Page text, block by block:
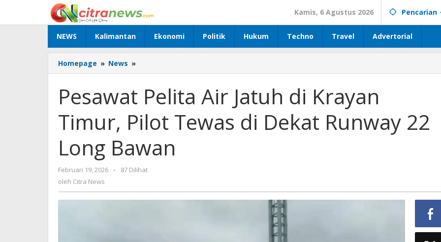
konten
Kamis, 6 Agustus 2026 Pencarian
NEWS Kalimantan Ekonomi Politik Hukum Techno Travel Advertorial
Homepage » News »
Pelita
Jatuh
Krayan
Timur,
Tewas
di
Dekat
Long
Pesawat Pelita Air Jatuh di Krayan
Timur, Pilot Tewas di Dekat Runway 22
Long Bawan
Februari 19, 2026
oleh
-
87 Dilihat
oleh Citra News